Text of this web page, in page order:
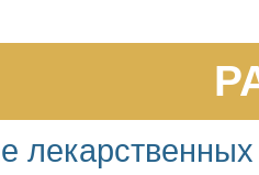
лекарственных